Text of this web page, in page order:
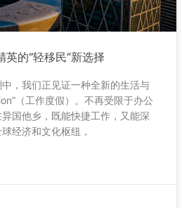
的“轻移民”新选择
，我们正见证一种全新的生活与
（工作度假）。不再受限于办公
国他乡，既能快捷工作，又能深
经济和文化枢纽，